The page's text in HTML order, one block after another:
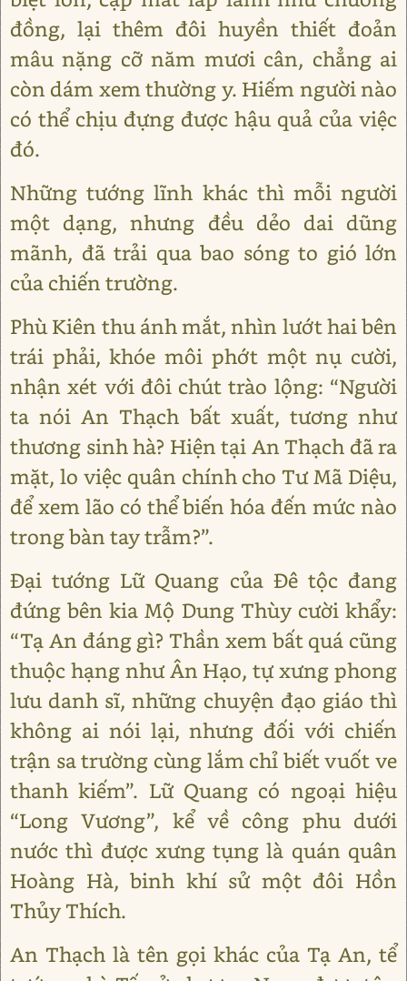
đồng, lại thêm đôi huyền thiết đoản
mâu nặng cỡ năm mươi cân, chẳng ai
còn dám xem thường y. Hiếm người nào
có thể chịu đựng được hậu quả của việc
đó.
Những tướng lĩnh khác thì mỗi người
một dạng, nhưng đều dẻo dai dũng
mãnh, đã trải qua bao sóng to gió lớn
của chiến trường.
Phù Kiên thu ánh mắt, nhìn lướt hai bên
trái phải, khóe môi phớt một nụ cười,
nhận xét với đôi chút trào lộng: “Người
ta nói An Thạch bất xuất, tương như
thương sinh hà? Hiện tại An Thạch đã ra
mặt, lo việc quân chính cho Tư Mã Diệu,
để xem lão có thể biến hóa đến mức nào
trong bàn tay trẫm?”.
Đại tướng Lữ Quang của Đê tộc đang
đứng bên kia Mộ Dung Thùy cười khẩy:
“Tạ An đáng gì? Thần xem bất quá cũng
thuộc hạng như Ân Hạo, tự xưng phong
lưu danh sĩ, những chuyện đạo giáo thì
không ai nói lại, nhưng đối với chiến
trận sa trường cùng lắm chỉ biết vuốt ve
thanh kiếm”. Lữ Quang có ngoại hiệu
“Long Vương”, kể về công phu dưới
nước thì được xưng tụng là quán quân
Hoàng Hà, binh khí sử một đôi Hồn
Thủy Thích.
An Thạch là tên gọi khác của Tạ An, tể